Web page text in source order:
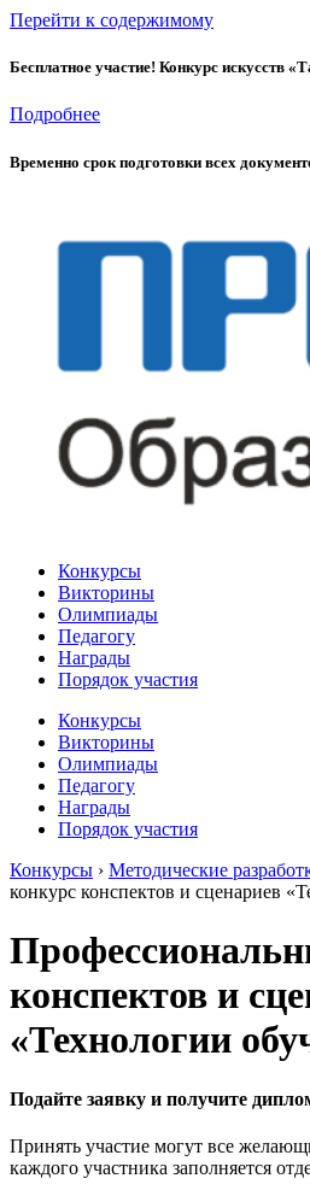
Перейти к содержимому
Бесплатное участие! Конкурс искусств
Подробнее
Временно cрок подготовки всех
Конкурсы
Викторины
Олимпиады
Педагогу
Награды
Порядок участия
Конкурсы
Викторины
Олимпиады
Педагогу
Награды
Порядок участия
Конкурсы › Методические
конкурс конспектов и сценариев
конспектов и
«Технологии
Подайте заявку и получите
Принять участие могут все
каждого участника заполняется